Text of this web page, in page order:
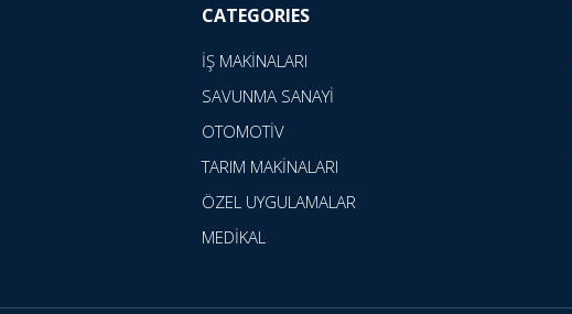
CATEGORIES
İŞ MAKİNALARI
SAVUNMA SANAYİ
OTOMOTİV
TARIM MAKİNALARI
ÖZEL UYGULAMALAR
MEDİKAL